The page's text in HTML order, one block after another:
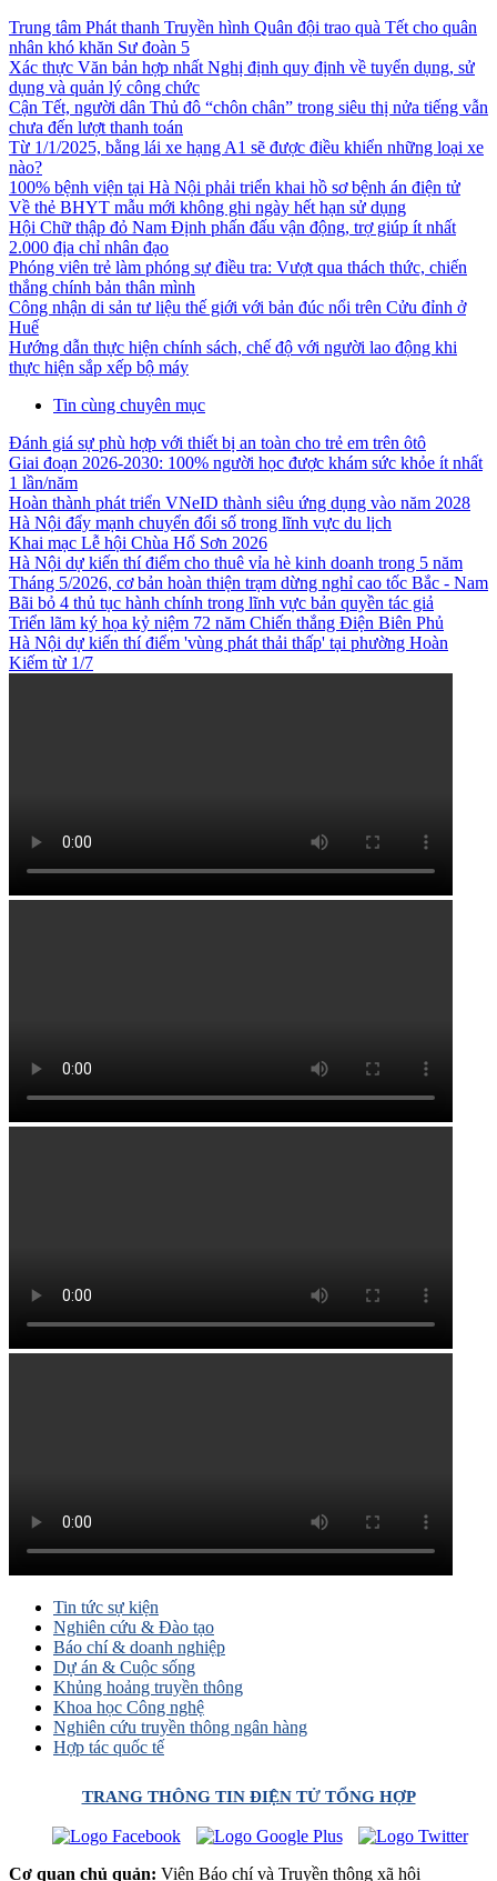
Trung tâm Phát thanh Truyền hình Quân đội trao quà Tết cho quân
nhân khó khăn Sư đoàn 5
Xác thực Văn bản hợp nhất Nghị định quy định về tuyển dụng, sử
dụng và quản lý công chức
Cận Tết, người dân Thủ đô “chôn chân” trong siêu thị nửa tiếng vẫn
chưa đến lượt thanh toán
Từ 1/1/2025, bằng lái xe hạng A1 sẽ được điều khiển những loại xe
nào?
100% bệnh viện tại Hà Nội phải triển khai hồ sơ bệnh án điện tử
Về thẻ BHYT mẫu mới không ghi ngày hết hạn sử dụng
Hội Chữ thập đỏ Nam Định phấn đấu vận động, trợ giúp ít nhất
2.000 địa chỉ nhân đạo
Phóng viên trẻ làm phóng sự điều tra: Vượt qua thách thức, chiến
thắng chính bản thân mình
Công nhận di sản tư liệu thế giới với bản đúc nổi trên Cửu đỉnh ở
Huế
Hướng dẫn thực hiện chính sách, chế độ với người lao động khi
thực hiện sắp xếp bộ máy
Tin cùng chuyên mục
Đánh giá sự phù hợp với thiết bị an toàn cho trẻ em trên ôtô
Giai đoạn 2026-2030: 100% người học được khám sức khỏe ít nhất
1 lần/năm
Hoàn thành phát triển VNeID thành siêu ứng dụng vào năm 2028
Hà Nội đẩy mạnh chuyển đổi số trong lĩnh vực du lịch
Khai mạc Lễ hội Chùa Hổ Sơn 2026
Hà Nội dự kiến thí điểm cho thuê vỉa hè kinh doanh trong 5 năm
Tháng 5/2026, cơ bản hoàn thiện trạm dừng nghỉ cao tốc Bắc - Nam
Bãi bỏ 4 thủ tục hành chính trong lĩnh vực bản quyền tác giả
Triển lãm ký họa kỷ niệm 72 năm Chiến thắng Điện Biên Phủ
Hà Nội dự kiến thí điểm 'vùng phát thải thấp' tại phường Hoàn
Kiếm từ 1/7
Tin tức sự kiện
Nghiên cứu & Đào tạo
Báo chí & doanh nghiệp
Dự án & Cuộc sống
Khủng hoảng truyền thông
Khoa học Công nghệ
Nghiên cứu truyền thông ngân hàng
Hợp tác quốc tế
TRANG THÔNG TIN ĐIỆN TỬ TỔNG HỢP
Cơ quan chủ quản: Viện Báo chí và Truyền thông xã hội